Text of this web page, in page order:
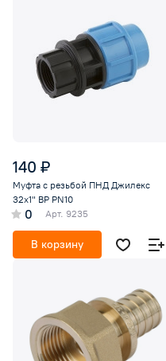
140 ₽
Муфта с резьбой ПНД Джилекс
32x1" ВР PN10
0 Арт. 9235
В корзину